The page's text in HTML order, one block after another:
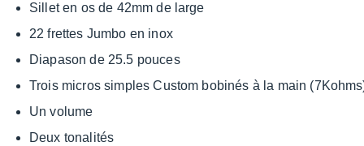
Sillet en os de 42mm de large
22 frettes Jumbo en inox
Diapa­son de 25.5 pouces
Trois micros simples Custom bobi­nés à la main
Un volume
Deux tona­li­tés